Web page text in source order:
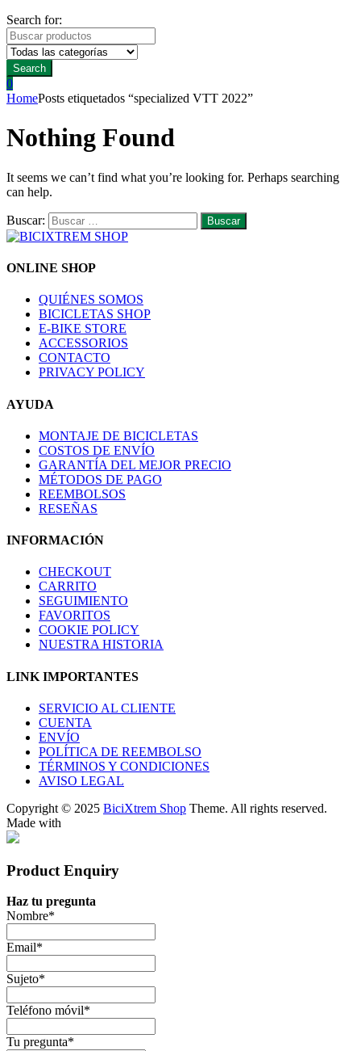
Search for:
Search
0
HomePosts etiquetados “specialized VTT 2022”
Nothing Found
It seems we can’t find what you’re looking for. Perhaps searching
can help.
Buscar:
ONLINE SHOP
QUIÉNES SOMOS
BICICLETAS SHOP
E-BIKE STORE
ACCESSORIOS
CONTACTO
PRIVACY POLICY
AYUDA
MONTAJE DE BICICLETAS
COSTOS DE ENVÍO
GARANTÍA DEL MEJOR PRECIO
MÉTODOS DE PAGO
REEMBOLSOS
RESEÑAS
INFORMACIÓN
CHECKOUT
CARRITO
SEGUIMIENTO
FAVORITOS
COOKIE POLICY
NUESTRA HISTORIA
LINK IMPORTANTES
SERVICIO AL CLIENTE
CUENTA
ENVÍO
POLÍTICA DE REEMBOLSO
TÉRMINOS Y CONDICIONES
AVISO LEGAL
Copyright © 2025 BiciXtrem Shop Theme. All rights reserved.
Made with
Product Enquiry
Haz tu pregunta
Nombre*
Email*
Sujeto*
Teléfono móvil*
Tu pregunta*